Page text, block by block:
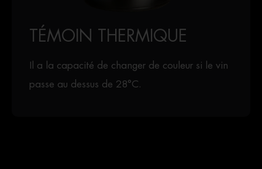
TÉMOIN THERMIQUE
Il a la capacité de changer de couleur si le vin
passe au dessus de 28°C.